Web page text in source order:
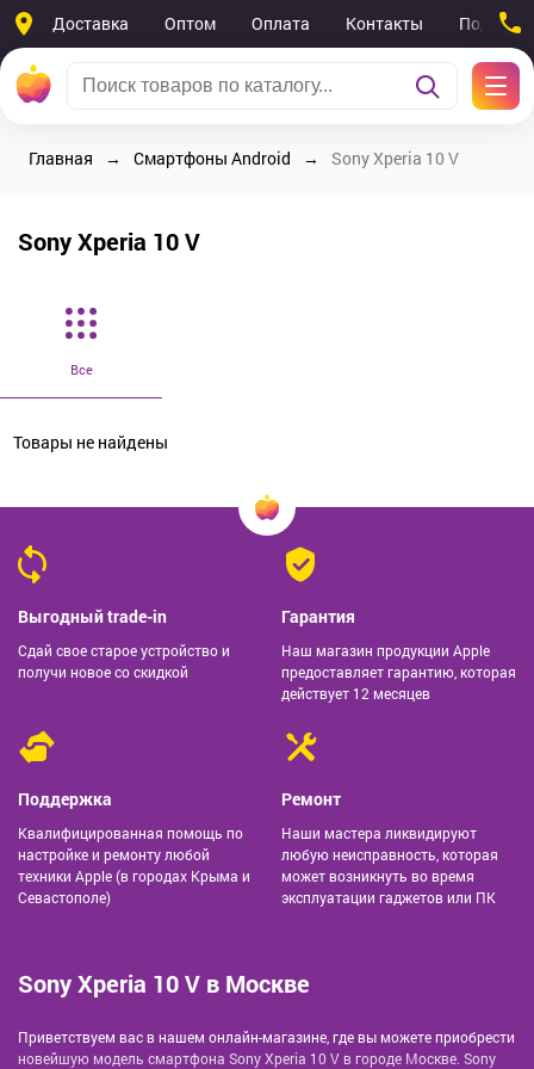
Доставка Оптом Оплата Контакты
Главная Смартфоны Android Sony Xperia 10 V
Sony Xperia 10 V
Все
Товары не найдены
Выгодный trade-in
Сдай свое старое устройство и
получи новое со скидкой
Гарантия
Наш магазин продукции Apple
предоставляет гарантию, которая
действует 12 месяцев
Поддержка
Квалифицированная помощь по
настройке и ремонту любой
техники Apple (в городах Крыма и
Севастополе)
Ремонт
Наши мастера ликвидируют
любую неисправность, которая
может возникнуть во время
эксплуатации гаджетов или ПК
Sony Xperia 10 V в Москве
Приветствуем вас в нашем онлайн-магазине, где вы можете приобрести
новейшую модель смартфона Sony Xperia 10 V в городе Москве. Sony